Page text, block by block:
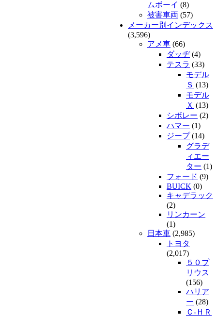
ムボーイ (8)
被害車両 (57)
メーカー別インデックス
(3,596)
アメ車 (66)
ダッヂ(4)
テスラ (33)
モデル
Ｓ (13)
モデル
Ｘ (13)
シボレー (2)
ハマー (1)
ジープ(14)
グラデ
ィエー
ター (1)
フォード (9)
BUICK (0)
キャデラック
(2)
リンカーン
(1)
日本車 (2,985)
トヨタ
(2,017)
５０プ
リウス
(156)
ハリア
ー (28)
Ｃ-ＨＲ